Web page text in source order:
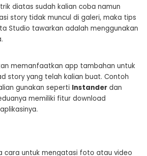
diatas sudah kalian coba namun
story tidak muncul di galeri, maka tips
Studio tawarkan adalah menggunakan
memanfaatkan app tambahan untuk
story yang telah kalian buat. Contoh
gunakan seperti Instander dan
memiliki fitur download
cara untuk mengatasi foto atau video